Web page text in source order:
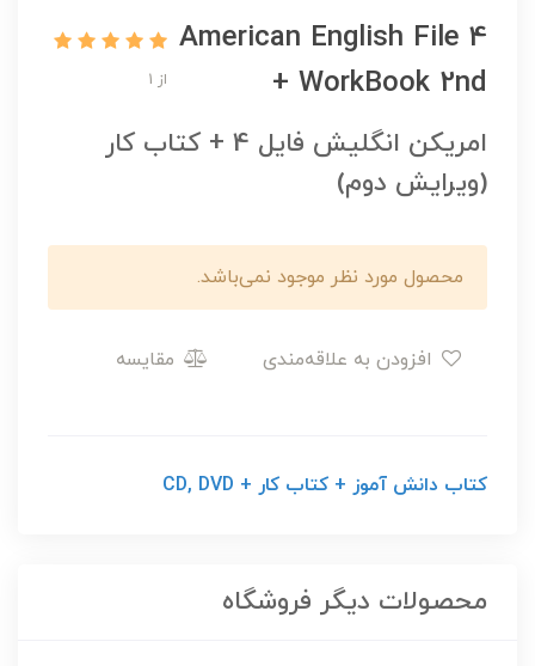
American English File 4
+ WorkBook 2nd
از 1
امریکن انگلیش فایل 4 + کتاب کار
(ویرایش دوم)
محصول مورد نظر موجود نمی‌باشد.
مقایسه
کتاب دانش آموز + کتاب کار + CD, DVD
محصولات دیگر فروشگاه